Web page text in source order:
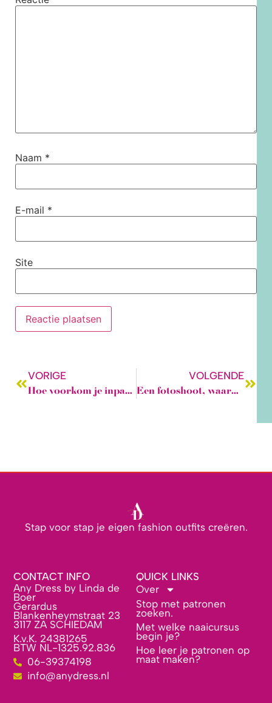
Naam *
E-mail *
Site
VORIGE
Hoe voorkom je inpakstress van de vakantiekoffer?
VOLGENDE
Een fotoshoot, waarom deed ik dat?
Stap voor stap je eigen fashion outfits creëren.
CONTACT INFO
Any Dress by Linda de
Boer
Gerardus
Blankenheymstraat 23
3117 ZA SCHIEDAM
K.v.K. 24381265
BTW NL-1325.92.836
06-39374198
info@anydress.nl
QUICK LINKS
Over
Stop met patronen
zoeken.
Met welke naaicursus
begin je?
Hoe leer je patronen op
maat maken?